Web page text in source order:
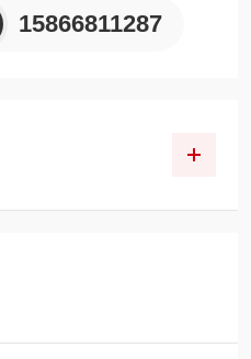
15866811287